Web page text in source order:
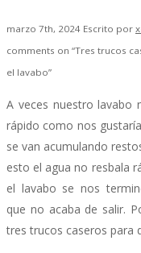
marzo 7th, 2024 Escrito por
comments on “Tres trucos
el lavabo”
A veces nuestro lavabo
rápido como nos
se van acumulando
esto el agua no resbala
el lavabo se nos
que no acaba de salir.
tres trucos caseros para